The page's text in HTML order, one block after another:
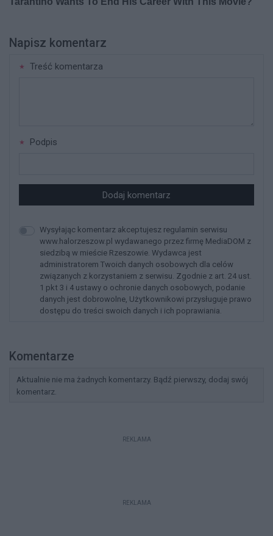
Napisz komentarz
Treść komentarza
Podpis
Dodaj komentarz
Wysyłając komentarz akceptujesz regulamin serwisu
www.halorzeszow.pl wydawanego przez firmę MediaDOM z
siedzibą w mieście Rzeszowie. Wydawca jest
administratorem Twoich danych osobowych dla celów
związanych z korzystaniem z serwisu. Zgodnie z art. 24 ust.
1 pkt 3 i 4 ustawy o ochronie danych osobowych, podanie
danych jest dobrowolne, Użytkownikowi przysługuje prawo
dostępu do treści swoich danych i ich poprawiania.
Komentarze
Aktualnie nie ma żadnych komentarzy. Bądź pierwszy, dodaj swój
komentarz.
REKLAMA
REKLAMA